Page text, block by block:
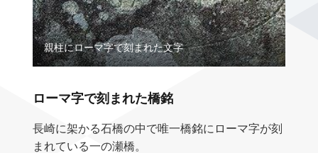
親柱にローマ字で刻まれた文字
ローマ字で刻まれた橋銘
長崎に架かる石橋の中で唯一橋銘にローマ字が刻
まれている一の瀬橋。